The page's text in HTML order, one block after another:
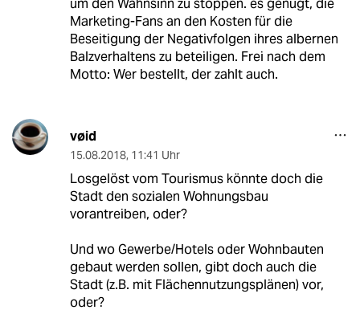
Marketing-Fans an den Kosten für die
Beseitigung der Negativfolgen ihres albernen
Balzverhaltens zu beteiligen. Frei nach dem
Motto: Wer bestellt, der zahlt auch.
vøid
15.08.2018, 11:41 Uhr
Losgelöst vom Tourismus könnte doch die
Stadt den sozialen Wohnungsbau
vorantreiben, oder?
Und wo Gewerbe/Hotels oder Wohnbauten
gebaut werden sollen, gibt doch auch die
Stadt (z.B. mit Flächennutzungsplänen) vor,
oder?